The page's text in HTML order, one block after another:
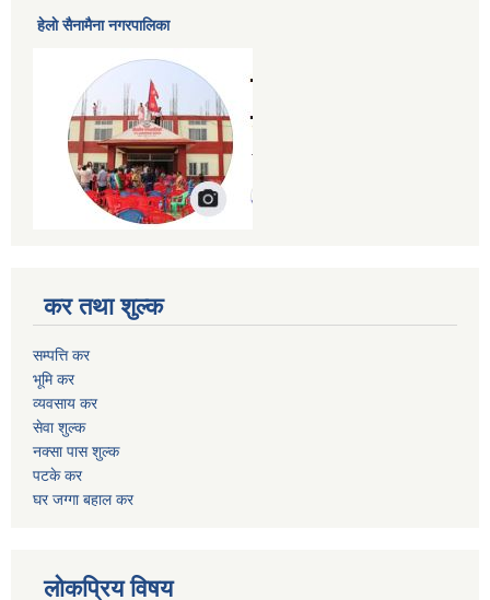
हेलाे सैनामैना नगरपालिका
कर तथा शुल्क
सम्पत्ति कर
भूमि कर
व्यवसाय कर
सेवा शुल्क
नक्सा पास शुल्क
पटके कर
घर जग्गा बहाल कर
लोकप्रिय विषय